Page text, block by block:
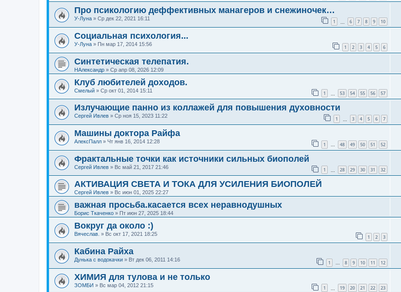
Про псикологию деффективных манагеров и снежиночек…
У-Луна » Ср дек 22, 2021 16:11 1 6 7 8 9 10
Социальная психология...
У-Луна » Пн мар 17, 2014 15:56 1 2 3 4 5 6
Синтетическая телепатия.
НАлександр » Ср апр 08, 2026 12:09
Клуб любителей доходов.
Смелый » Ср окт 01, 2014 15:11 1 53 54 55 56 57
Излучающие панно из коллажей для повышения духовности
Сергей Ивлев » Ср ноя 15, 2023 11:22 1 3 4 5 6 7
Машины доктора Райфа
АлексПалл » Чт янв 16, 2014 12:28 1 … 48 49 50 51 52
Фрактальные точки как источники сильных биополей
Сергей Ивлев » Вс май 21, 2017 21:46 1 28 29 30 31 32
АКТИВАЦИЯ СВЕТА И ТОКА ДЛЯ УСИЛЕНИЯ БИОПОЛЕЙ
Сергей Ивлев » Вс июн 01, 2025 22:27
важная просьба.касается всех неравнодушных
Борис Ткаченко » Пт июн 27, 2025 18:44
Вокруг да около :)
Вячеслав. » Вс окт 17, 2021 18:25 1 2 3
Кабина Райха
Дунька с водокачки » Вт дек 06, 2011 14:16 1 … 8 9 10 11 12
ХИМИЯ для тулова и не только
ЗОМБИ » Вс мар 04, 2012 21:15 1 19 20 21 22 23